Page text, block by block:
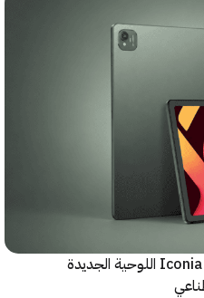
شركة Acer تكشف عن أجهزة Iconia Duo اللوحية الجديدة